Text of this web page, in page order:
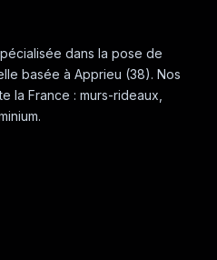
dans la pose de
basée à Apprieu (38). Nos
la France : murs-rideaux,